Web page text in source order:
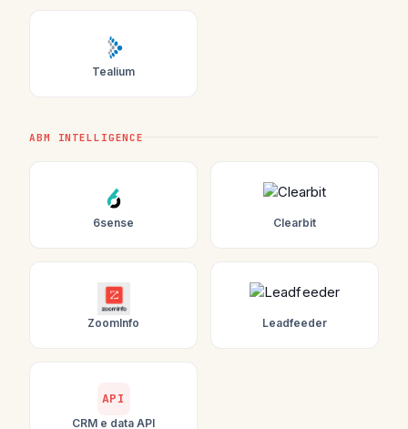
Tealium
ABM INTELLIGENCE
6sense Clearbit
ZoomInfo Leadfeeder
API
CRM e data API